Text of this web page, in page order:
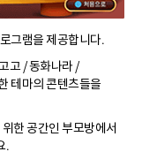
그램을 제공합니다.
고 / 동화나라 /
테마의 콘텐츠들을
한 공간인 부모방에서
.